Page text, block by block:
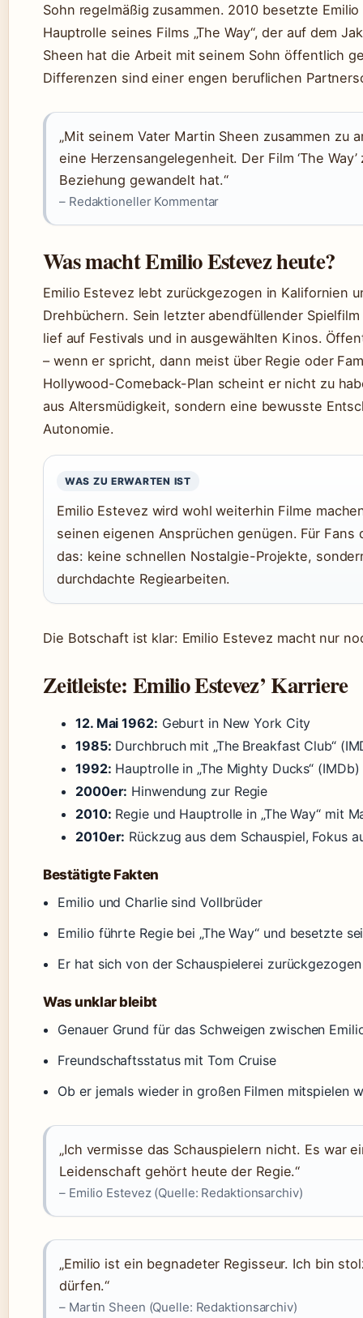
Sohn regelmäßig zusammen. 2010 besetzte
Hauptrolle seines Films „The Way“, der auf dem
Sheen hat die Arbeit mit seinem Sohn öffentlich
Differenzen sind einer engen beruflichen
„Mit seinem Vater Martin Sheen zusammen zu
eine Herzensangelegenheit. Der Film ‘The
Beziehung gewandelt hat.“
– Redaktioneller Kommentar
Was macht Emilio Estevez heute?
Emilio Estevez lebt zurückgezogen in Kalifornien
Drehbüchern. Sein letzter abendfüllender Spielfilm
lief auf Festivals und in ausgewählten Kinos.
– wenn er spricht, dann meist über Regie oder
Hollywood-Comeback-Plan scheint er nicht zu
aus Altersmüdigkeit, sondern eine bewusste
Autonomie.
WAS ZU ERWARTEN IST
Emilio Estevez wird wohl weiterhin Filme
seinen eigenen Ansprüchen genügen. Für
das: keine schnellen Nostalgie-Projekte,
durchdachte Regiearbeiten.
Die Botschaft ist klar: Emilio Estevez macht nur
Zeitleiste: Emilio Estevez’ Karriere
12. Mai 1962: Geburt in New York City
1985: Durchbruch mit „The Breakfast Club“
1992: Hauptrolle in „The Mighty Ducks“ (IMDb)
2000er: Hinwendung zur Regie
2010: Regie und Hauptrolle in „The Way“ mit
2010er: Rückzug aus dem Schauspiel, Fokus
Bestätigte Fakten
Emilio und Charlie sind Vollbrüder
Emilio führte Regie bei „The Way“ und besetzte
Er hat sich von der Schauspielerei zurückgezogen
Was unklar bleibt
Genauer Grund für das Schweigen zwischen
Freundschaftsstatus mit Tom Cruise
Ob er jemals wieder in großen Filmen mitspielen
„Ich vermisse das Schauspielern nicht. Es war
Leidenschaft gehört heute der Regie.“
– Emilio Estevez (Quelle: Redaktionsarchiv)
„Emilio ist ein begnadeter Regisseur. Ich bin
dürfen.“
– Martin Sheen (Quelle: Redaktionsarchiv)